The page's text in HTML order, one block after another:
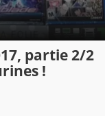
partie 2/2
!